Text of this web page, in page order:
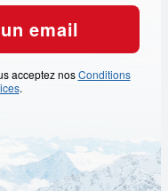
email
acceptez nosConditions
.